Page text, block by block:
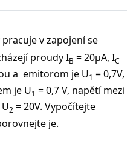
v zapojení se
proudy IB = 20μA, IC
a emitorom je U1 = 0,7V,
je U1 = 0,7 V, napětí mezi
2 = 20V. Vypočítejte
je.